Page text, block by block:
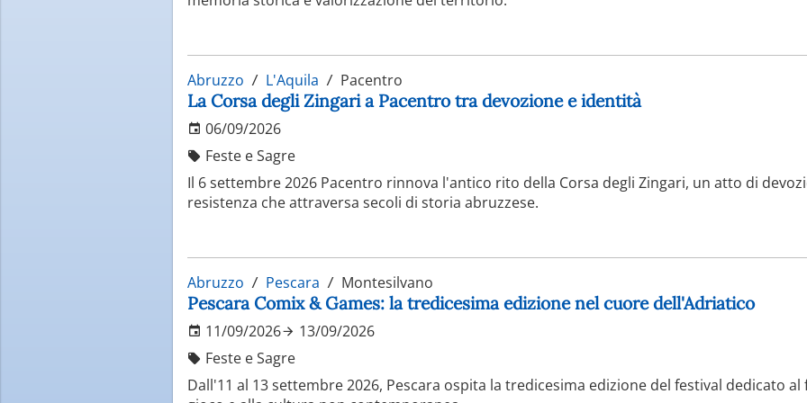
attività sportive come sci, ciclismo e trekking. Questa combinazione di mare e montagna,
gastronomica, rende la regione una destinazione completa e sorprendente, capace di
Abruzzo L'Aquila Pacentro
La Corsa degli Zingari a Pacentro tra devozione e identità
06/09/2026
Feste e Sagre
Il 6 settembre 2026 Pacentro rinnova l'antico rito della Corsa degli Zingari, un atto di
resistenza che attraversa secoli di storia abruzzese.
Abruzzo Pescara Montesilvano
Pescara Comix & Games: la tredicesima edizione nel cuore dell'Adriatico
11/09/2026
13/09/2026
Feste e Sagre
Dall'11 al 13 settembre 2026, Pescara ospita la tredicesima edizione del festival dedicato